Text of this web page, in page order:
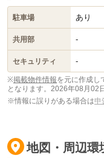
駐車場 あり
共用部 -
セキュリティ -
※掲載物件情報を元に作成し
となります。 2026年08月02
※情報に誤りがある場合は申
地図・周辺環